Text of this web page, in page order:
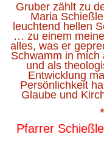
Gruber zählt zu
Maria
leuchtend hellen
… zu einem
alles, was er
Schwamm in mich
und als
Entwicklung
Persönlichkeit
Glaube und
Pfarrer